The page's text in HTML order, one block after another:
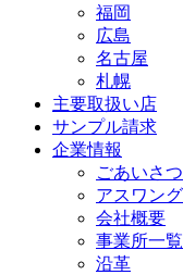
福岡
広島
名古屋
札幌
主要取扱い店
サンプル請求
企業情報
ごあいさつ
アスワン
会社概要
事業所一覧
沿革